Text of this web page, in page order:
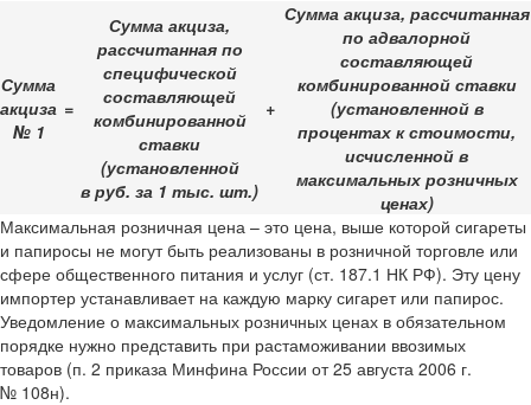
Сумма
акциза
№ 1
=
Сумма акциза,
рассчитанная по
специфической
составляющей
комбинированной
ставки
(установленной
в руб. за 1 тыс. шт.)
+
Сумма акциза, рассчитанная
по адвалорной
составляющей
комбинированной ставки
(установленной в
процентах к стоимости,
исчисленной в
максимальных розничных
ценах)
Максимальная розничная цена – это цена, выше которой сигареты
и папиросы не могут быть реализованы в розничной торговле или
сфере общественного питания и услуг (ст. 187.1 НК РФ). Эту цену
импортер устанавливает на каждую марку сигарет или папирос.
Уведомление о максимальных розничных ценах в обязательном
порядке нужно представить при растаможивании ввозимых
товаров (п. 2 приказа Минфина России от 25 августа 2006 г.
№ 108н).